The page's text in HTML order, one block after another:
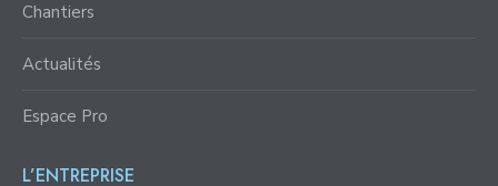
Chantiers
Actualités
Espace Pro
L’ENTREPRISE